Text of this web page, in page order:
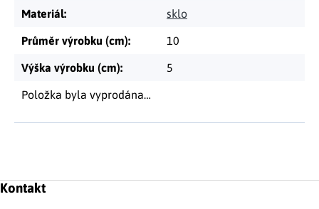
Materiál: sklo
Průměr výrobku (cm): 10
Výška výrobku (cm): 5
Položka byla vyprodána…
Zápatí
Kontakt